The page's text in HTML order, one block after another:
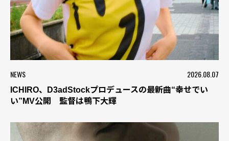
NEWS 2026.08.07
ICHIRO、D3adStockプロデュースの最新曲“幸せでい
い”MV公開 監督は鴨下大輝